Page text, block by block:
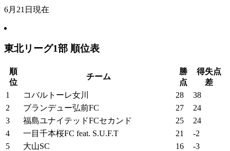
6月21日現在
東北リーグ1部 順位表
順
位
チーム
勝
点
得失点
差
1
コバルトーレ女川 28
38
2
ブランデュー弘前FC 27
24
3
福島ユナイテッドFCセカンド 25
24
4
一目千本桜FC feat. S.U.F.T 21
-2
5
大山SC 16
-3